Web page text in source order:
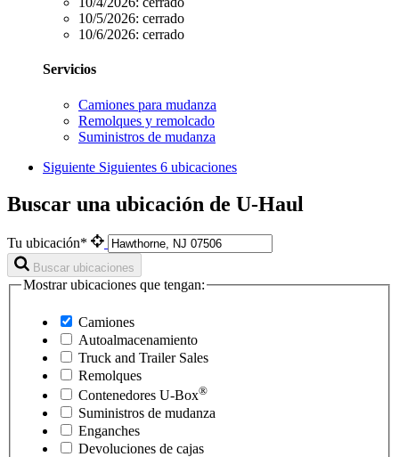
10/5/2026: cerrado
10/6/2026: cerrado
Servicios
Camiones para mudanza
Remolques y remolcado
Suministros de mudanza
Siguiente Siguientes 6 ubicaciones
Buscar una ubicación de U-Haul
Tu ubicación*
Buscar ubicaciones
Mostrar ubicaciones que tengan:
Camiones
Autoalmacenamiento
Truck and Trailer Sales
Remolques
Contenedores U-Box®
Suministros de mudanza
Enganches
Devoluciones de cajas